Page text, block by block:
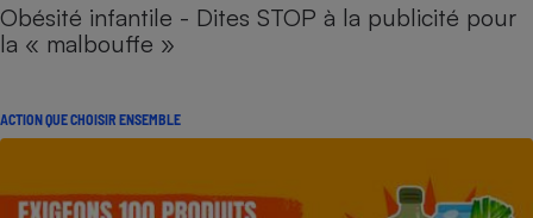
Obésité infantile - Dites STOP à la publicité pour
la « malbouffe »
ACTION QUE CHOISIR ENSEMBLE